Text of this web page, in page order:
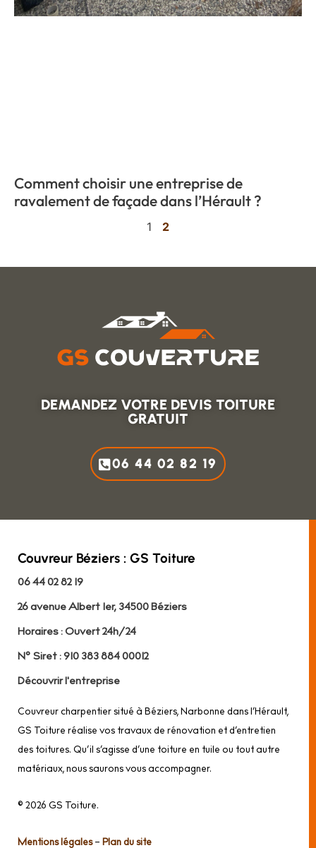
Comment choisir une entreprise de
ravalement de façade dans l’Hérault ?
1 2
DEMANDEZ VOTRE DEVIS TOITURE
GRATUIT
06 44 02 82 19
Couvreur Béziers : GS Toiture
06 44 02 82 19
26 avenue Albert 1er, 34500 Béziers
Horaires : Ouvert 24h/24
N° Siret : 910 383 884 00012
Découvrir l'entreprise
Couvreur charpentier situé à Béziers, Narbonne dans l’Hérault,
GS Toiture réalise vos travaux de rénovation et d’entretien
des toitures. Qu’il s’agisse d’une toiture en tuile ou tout autre
matériaux, nous saurons vous accompagner.
© 2026 GS Toiture.
Mentions légales– Plan du site